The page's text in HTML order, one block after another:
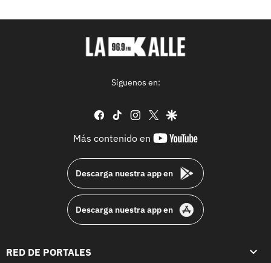
Síguenos en:
facebook
tiktok instagram
twittergoogle
Más contenido en
youtube-
Descarga nuestra app en
Descarga nuestra app en
RED DE PORTALES